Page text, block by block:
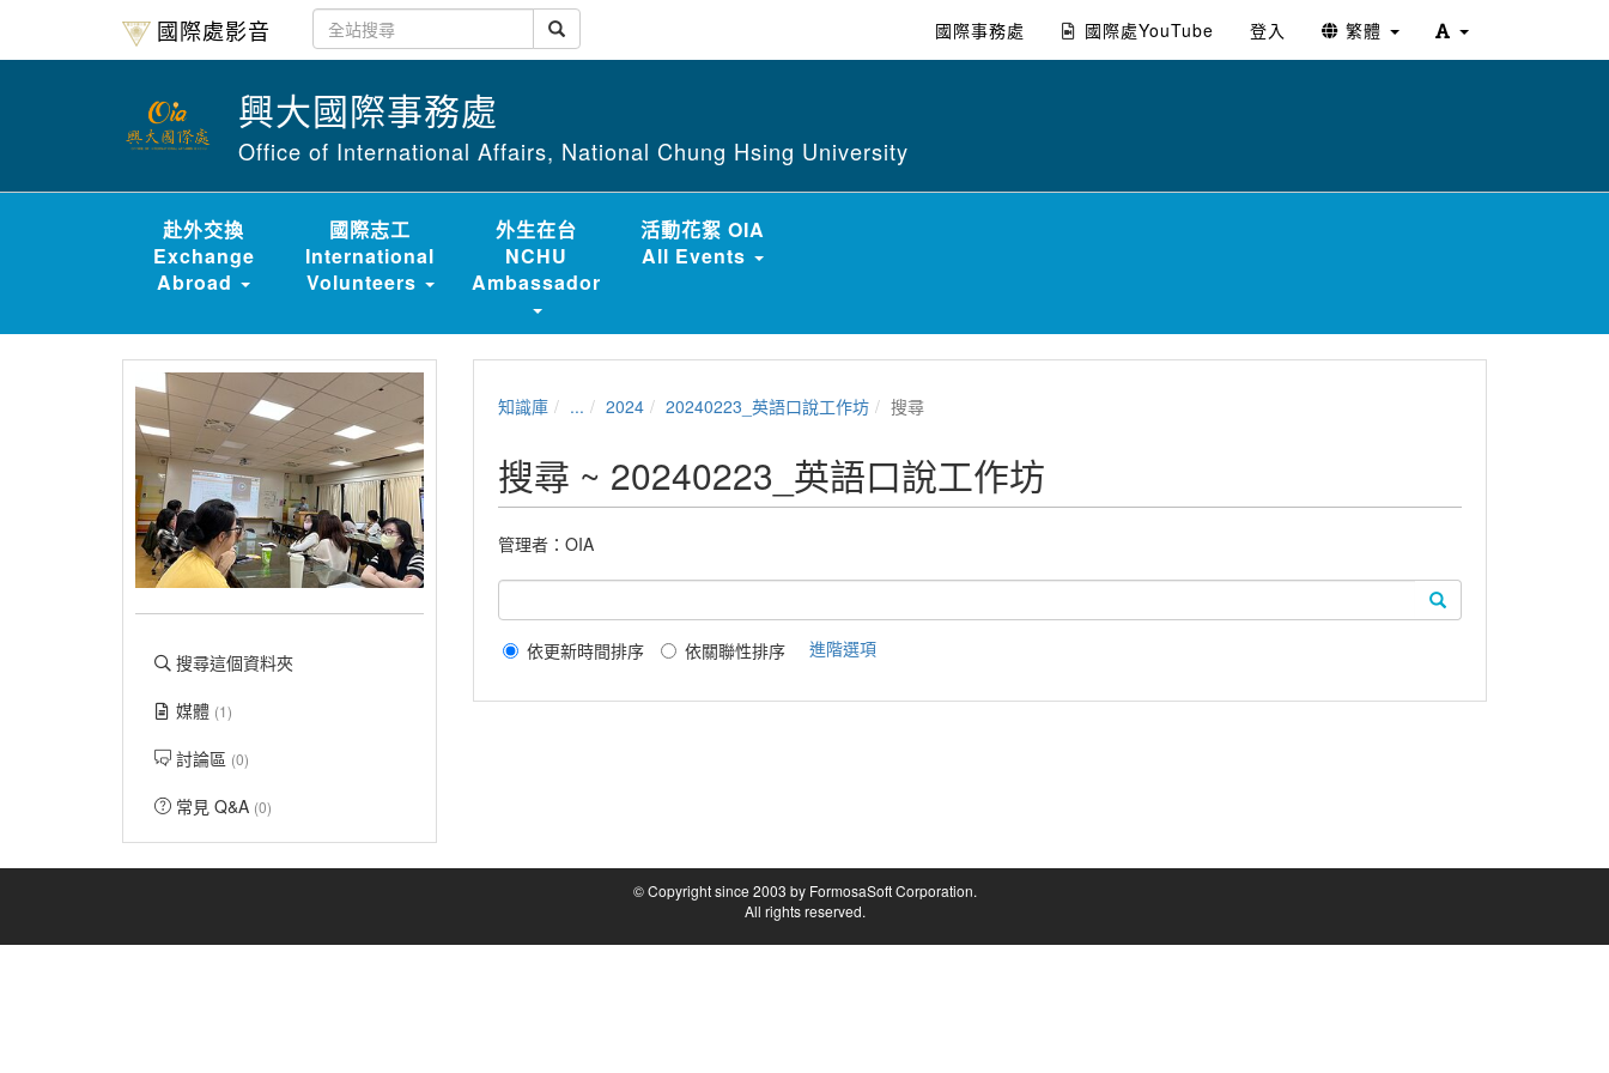
國際處影音 國際事務處 國際處YouTube 登入 繁體
興大國際事務處
Office of International Affairs, National Chung Hsing University
赴外交換
Exchange
Abroad
國際志工
International
Volunteers
外生在台
NCHU
Ambassador
活動花絮 OIA
All Events
搜尋這個資料夾
媒體 (1)
討論區 (0)
常見 Q&A (0)
知識庫 ... 2024 20240223_英語口說工作坊 搜尋
搜尋 ~ 20240223_英語口說工作坊
管理者： OIA
依更新時間排序 依關聯性排序 進階選項
© Copyright since 2003 by FormosaSoft Corporation.
All rights reserved.